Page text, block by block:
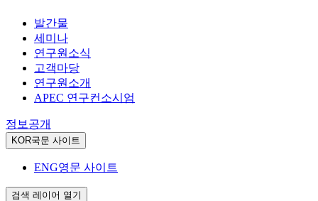
발간물
세미나
연구원소식
고객마당
연구원소개
APEC 연구컨소시엄
정보공개
KOR국문 사이트
ENG영문 사이트
검색 레이어 열기